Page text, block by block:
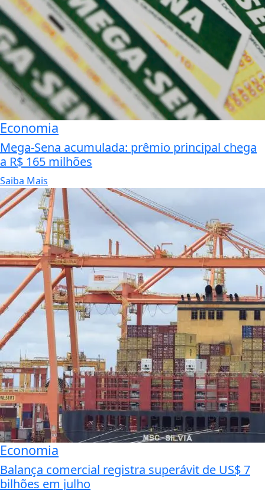
Economia
Mega-Sena acumulada: prêmio principal chega
a R$ 165 milhões
Saiba Mais
Economia
Balança comercial registra superávit de US$ 7
bilhões em julho